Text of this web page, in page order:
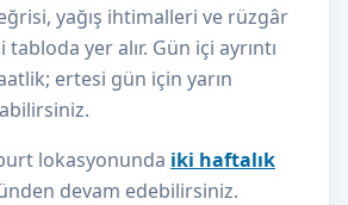
yağış ihtimalleri ve rüzgâr
yer alır. Gün içi ayrıntı
ertesi gün için yarın
lokasyonunda iki haftalık
devam edebilirsiniz.